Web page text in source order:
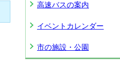
高速バスの案内
イベントカレンダー
市の施設・公園